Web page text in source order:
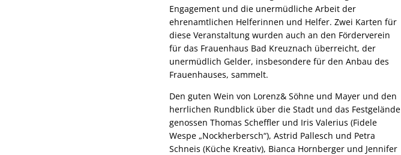
Engagement und die unermüdliche Arbeit der
ehrenamtlichen Helferinnen und Helfer. Zwei Karten für
diese Veranstaltung wurden auch an den Förderverein
für das Frauenhaus Bad Kreuznach überreicht, der
unermüdlich Gelder, insbesondere für den Anbau des
Frauenhauses, sammelt.
Den guten Wein von Lorenz& Söhne und Mayer und den
herrlichen Rundblick über die Stadt und das Festgelände
genossen Thomas Scheffler und Iris Valerius (Fidele
Wespe „Nockherbersch“), Astrid Pallesch und Petra
Schneis (Küche Kreativ), Bianca Hornberger und Jennifer